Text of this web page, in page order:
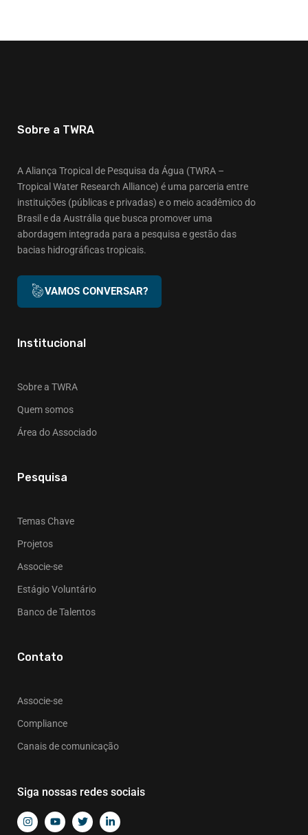
Sobre a TWRA
A Aliança Tropical de Pesquisa da Água (TWRA –
Tropical Water Research Alliance) é uma parceria entre
instituições (públicas e privadas) e o meio acadêmico do
Brasil e da Austrália que busca promover uma
abordagem integrada para a pesquisa e gestão das
bacias hidrográficas tropicais.
VAMOS CONVERSAR?
Institucional
Sobre a TWRA
Quem somos
Área do Associado
Pesquisa
Temas Chave
Projetos
Associe-se
Estágio Voluntário
Banco de Talentos
Contato
Associe-se
Compliance
Canais de comunicação
Siga nossas redes sociais